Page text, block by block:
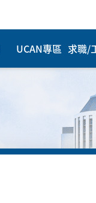
UCAN專區 求職/